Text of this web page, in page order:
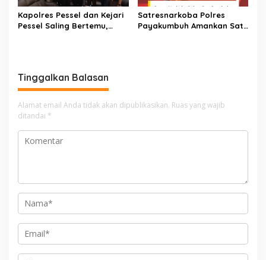
Kapolres Pessel dan Kejari
Pessel Saling Bertemu,
Satresnarkoba Polres
Payakumbuh Amankan Satu
Tinggalkan Balasan
Alamat email Anda tidak akan dipublikasikan. Ruas yang wajib
ditandai *